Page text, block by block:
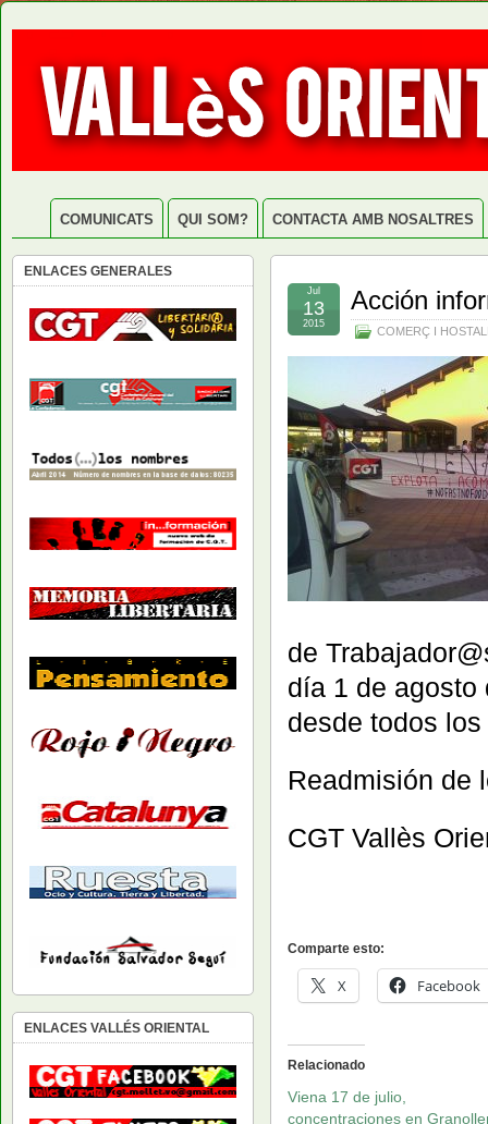
COMUNICATS QUI SOM? CONTACTA AMB NOSALTRES
Acción
COMERÇ I
Jul
13
2015
de
día 1 de agosto
desde todos
Readmisión de
CGT Vallès
Comparte esto:
X Facebook
Relacionado
Viena 17 de julio,
concentraciones en
ENLACES GENERALES
ENLACES VALLÉS ORIENTAL